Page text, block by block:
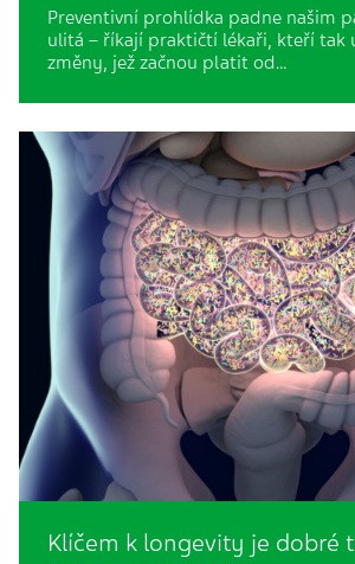
Preventivní prohlídka padne našim
ulitá – říkají praktičtí lékaři, kteří tak
změny, jež začnou platit od…
Klíčem k longevity je dobré